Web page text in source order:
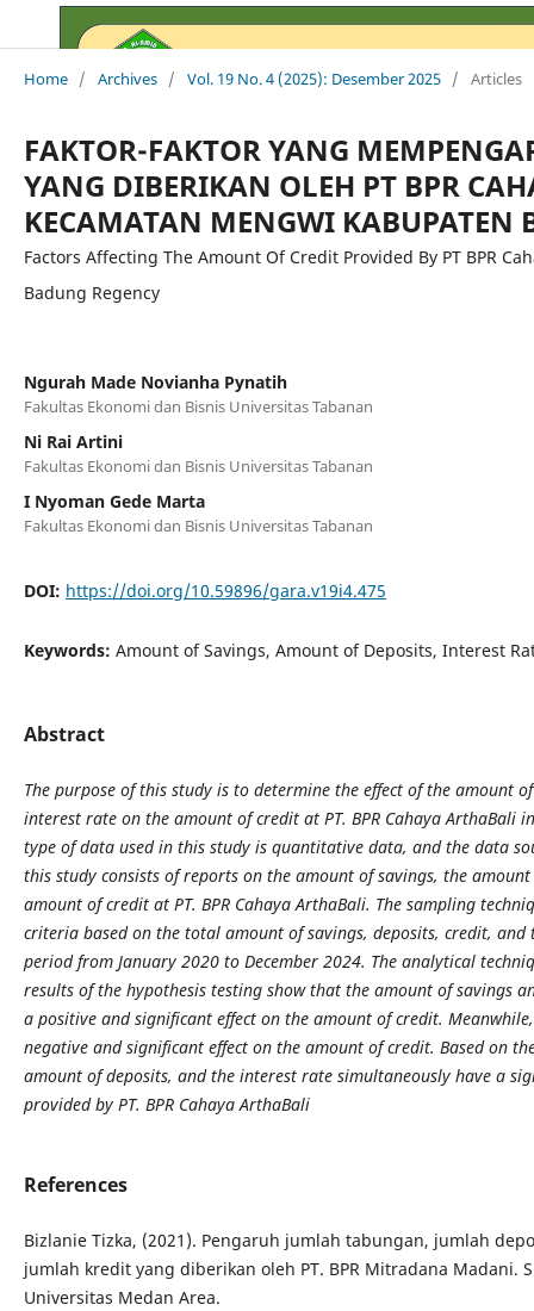
Home / Archives / Vol. 19 No. 4 (2025): Desember 2025 / Articles
FAKTOR-FAKTOR YANG
YANG DIBERIKAN OLEH PT BPR
KECAMATAN MENGWI KABUPATEN
Factors Affecting The Amount Of Credit Provided By PT BPR
Badung Regency
Ngurah Made Novianha Pynatih
Fakultas Ekonomi dan Bisnis Universitas Tabanan
Ni Rai Artini
Fakultas Ekonomi dan Bisnis Universitas Tabanan
I Nyoman Gede Marta
Fakultas Ekonomi dan Bisnis Universitas Tabanan
DOI: https://doi.org/10.59896/gara.v19i4.475
Keywords: Amount of Savings, Amount of Deposits, Interest
Abstract
The purpose of this study is to determine the effect of the amount
interest rate on the amount of credit at PT. BPR Cahaya ArthaBali
type of data used in this study is quantitative data, and the data
this study consists of reports on the amount of savings, the
amount of credit at PT. BPR Cahaya ArthaBali. The sampling
criteria based on the total amount of savings, deposits, credit,
period from January 2020 to December 2024. The analytical
results of the hypothesis testing show that the amount of savings
a positive and significant effect on the amount of credit.
negative and significant effect on the amount of credit. Based on
amount of deposits, and the interest rate simultaneously have a
provided by PT. BPR Cahaya ArthaBali
References
Bizlanie Tizka, (2021). Pengaruh jumlah tabungan, jumlah
jumlah kredit yang diberikan oleh PT. BPR Mitradana Madani.
Universitas Medan Area.